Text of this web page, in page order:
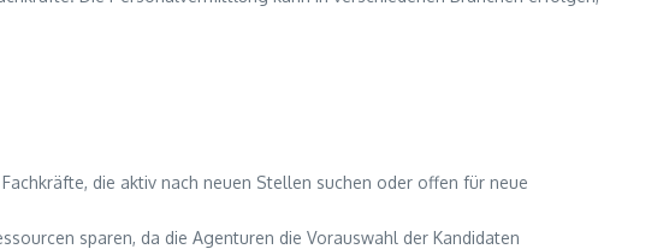
die aktiv nach neuen Stellen suchen oder offen für neue
sparen, da die Agenturen die Vorauswahl der Kandidaten